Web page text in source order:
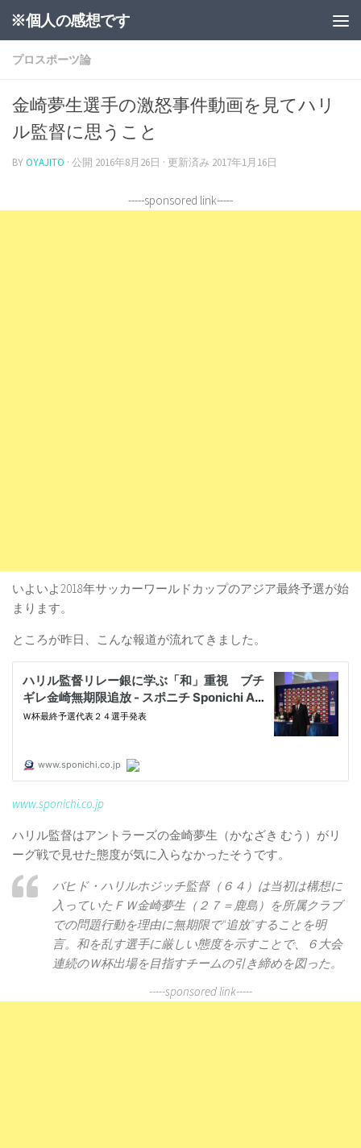
※個人の感想です
プロスポーツ論
金崎夢生選手の激怒事件動画を見てハリ
ル監督に思うこと
BYOYAJITO · 公開 2016年8月26日 · 更新済み 2017年1月16日
-----sponsored link-----
いよいよ2018年サッカーワールドカップのアジア最終予選が始
まります。
ところが昨日、こんな報道が流れてきました。
www.sponichi.co.jp
ハリル監督はアントラーズの金崎夢生（かなざき むう）がリ
ーグ戦で見せた態度が気に入らなかったそうです。
バヒド・ハリルホジッチ監督（６４）は当初は構想に
入っていたＦＷ金崎夢生（２７＝鹿島）を所属クラブ
での問題行動を理由に無期限で“追放”することを明
言。和を乱す選手に厳しい態度を示すことで、６大会
連続のＷ杯出場を目指すチームの引き締めを図った。
-----sponsored link-----